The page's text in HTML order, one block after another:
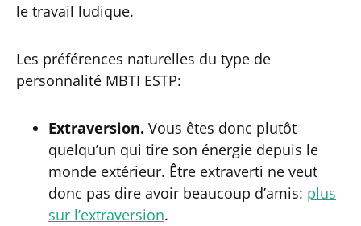
le travail ludique.
Les préférences naturelles du type de
personnalité MBTI ESTP:
Extraversion. Vous êtes donc plutôt
quelqu’un qui tire son énergie depuis le
monde extérieur. Être extraverti ne veut
donc pas dire avoir beaucoup d’amis: plus
sur l’extraversion.